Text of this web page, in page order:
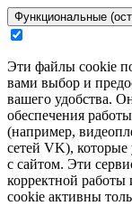
Функциональные
Эти файлы cookie
вами выбор и
вашего удобства.
обеспечения
(например,
сетей VK),
с сайтом. Эти
корректной
cookie активны